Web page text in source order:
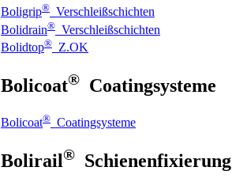
Boligrip® Verschleißschichten
Bolidrain® Verschleißschichten
Bolidtop® Z.OK
Bolicoat® Coatingsysteme
Bolicoat® Coatingsysteme
Bolirail® Schienenfixierung